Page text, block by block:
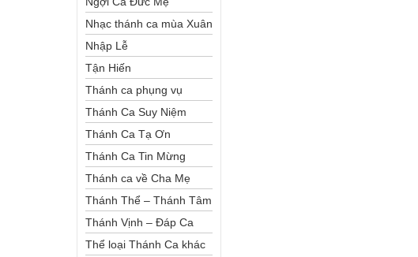
Nhạc thánh ca mùa Xuân
Nhập Lễ
Tận Hiến
Thánh ca phụng vụ
Thánh Ca Suy Niệm
Thánh Ca Tạ Ơn
Thánh Ca Tin Mừng
Thánh ca về Cha Mẹ
Thánh Thể – Thánh Tâm
Thánh Vịnh – Đáp Ca
Thể loại Thánh Ca khác